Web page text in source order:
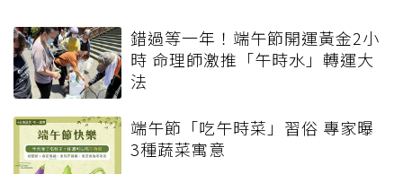
錯過等一年！端午節開運黃金2小
時 命理師激推「午時水」轉運大
法
端午節「吃午時菜」習俗 專家曝
3種蔬菜寓意